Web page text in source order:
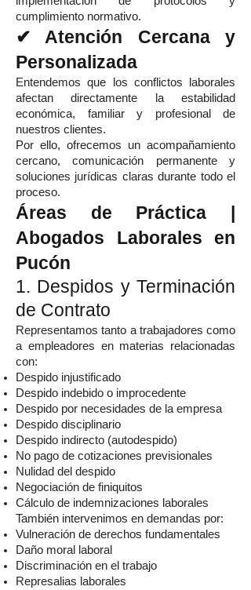
cumplimiento normativo.
✔ Atención Cercana y
Personalizada
Entendemos que los conflictos laborales
afectan directamente la estabilidad
económica, familiar y profesional de
nuestros clientes.
Por ello, ofrecemos un acompañamiento
cercano, comunicación permanente y
soluciones jurídicas claras durante todo el
proceso.
Áreas de Práctica |
Abogados Laborales en
Pucón
1. Despidos y Terminación
de Contrato
Representamos tanto a trabajadores como
a empleadores en materias relacionadas
con:
Despido injustificado
Despido indebido o improcedente
Despido por necesidades de la empresa
Despido disciplinario
Despido indirecto (autodespido)
No pago de cotizaciones previsionales
Nulidad del despido
Negociación de finiquitos
Cálculo de indemnizaciones laborales
También intervenimos en demandas por:
Vulneración de derechos fundamentales
Daño moral laboral
Discriminación en el trabajo
Represalias laborales